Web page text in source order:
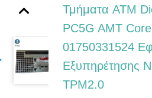
Τμήματα ATM
PC5G AMT
01750331524
Εξυπηρέτησης
TPM2.0